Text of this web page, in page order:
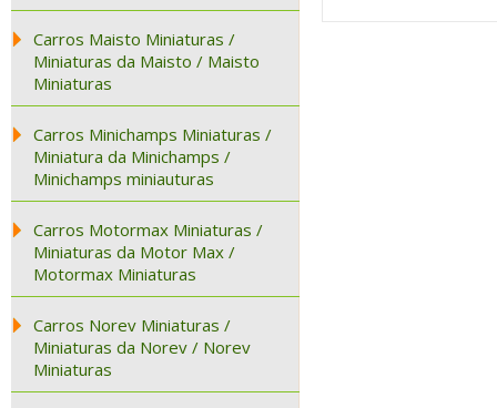
Carros Maisto Miniaturas /
Miniaturas da Maisto / Maisto
Miniaturas
Carros Minichamps Miniaturas /
Miniatura da Minichamps /
Minichamps miniauturas
Carros Motormax Miniaturas /
Miniaturas da Motor Max /
Motormax Miniaturas
Carros Norev Miniaturas /
Miniaturas da Norev / Norev
Miniaturas